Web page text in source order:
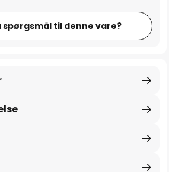
spørgsmål til denne vare?